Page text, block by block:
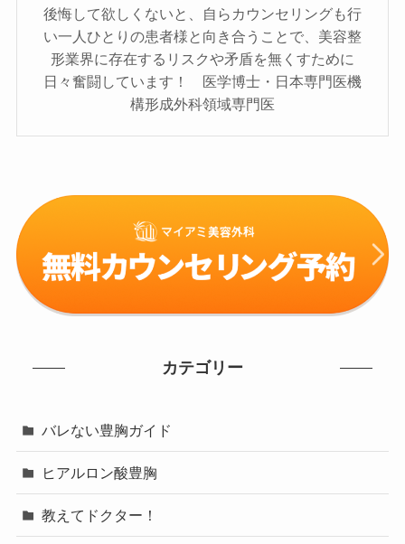
後悔して欲しくないと、自らカウンセリングも行
い一人ひとりの患者様と向き合うことで、美容整
形業界に存在するリスクや矛盾を無くすために
日々奮闘しています！ 医学博士・日本専門医機
構形成外科領域専門医
カテゴリー
バレない豊胸ガイド
ヒアルロン酸豊胸
教えてドクター！